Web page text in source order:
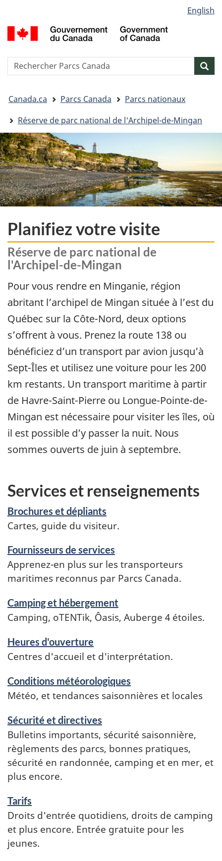
au
contenu
« Au
du
la
HTML
de
la
langue
English
Reserche
êtes
ici&nbsp;:
Canada.ca Parcs Canada
Parcs nationaux
Réserve de parc national de l'Archipel-de-Mingan
Planifiez votre visite
Réserve de parc national de
l'Archipel-de-Mingan
Pour vous rendre en Minganie, région
abritant l’archipel de Mingan située à l’est du
Québec sur la Côte-Nord, deux options
s’offrent à vous. Prenez la route 138 ou
bénéficiez d’un transport par avion jusqu’à
Sept-Îles et utilisez une voiture pour les 200
km restants. Un transport maritime à partir
de Havre-Saint-Pierre ou Longue-Pointe-de-
Mingan est nécessaire pour visiter les îles, où
il est possible d’y passer la nuit. Nous
sommes ouverts de juin à septembre.
Services et renseignements
Brochures et dépliants
Cartes, guide du visiteur.
Fournisseurs de services
Apprenez-en plus sur les transporteurs
maritimes reconnus par Parcs Canada.
Camping et hébergement
Camping, oTENTik, Ôasis, Auberge 4 étoiles.
Heures d'ouverture
Centres d'accueil et d'interprétation.
Conditions météorologiques
Météo, et tendances saisonnières et locales
Sécurité et directives
Bulletins importants, sécurité saisonnière,
règlements des parcs, bonnes pratiques,
sécurité en randonnée, camping et en mer, et
plus encore.
Tarifs
Droits d'entrée quotidiens, droits de camping
et plus encore. Entrée gratuite pour les
jeunes.